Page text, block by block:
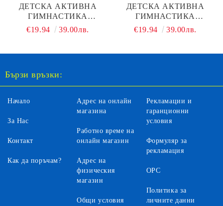
ДЕТСКА АКТИВНА
ГИМНАСТИКА
САМОЛЕТ LORELLI
€19.94 39.00лв.
ДЕТСКА АКТИВНА
ГИМНАСТИКА
ПРИКАЗКА ЗЕЛЕНА
€19.94 39.00лв.
Бързи връзки:
Начало
За Нас
Контакт
Как да поръчам?
Адрес на онлайн
магазина
Работно време на
онлайн магазин
Адрес на
физическия
магазин
Общи условия
Рекламации и
гаранционни
условия
Формуляр за
рекламация
ОРС
Политика за
личните данни